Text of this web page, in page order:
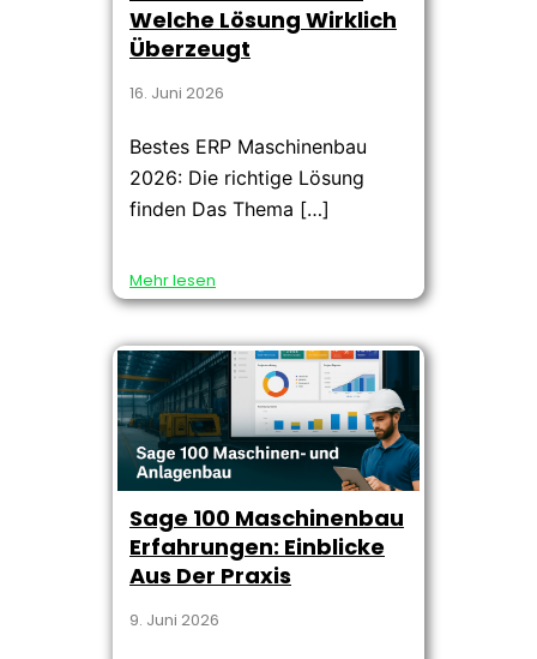
Welche Lösung Wirklich
Überzeugt
16. Juni 2026
Bestes ERP Maschinenbau
2026: Die richtige Lösung
finden Das Thema […]
Mehr lesen
Sage 100 Maschinenbau
Erfahrungen: Einblicke
Aus Der Praxis
9. Juni 2026